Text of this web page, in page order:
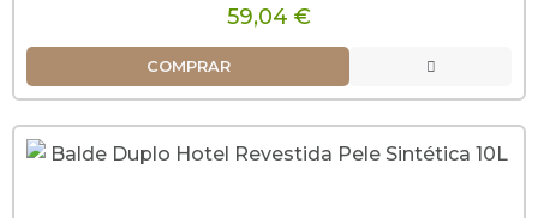
59,04 €
COMPRAR